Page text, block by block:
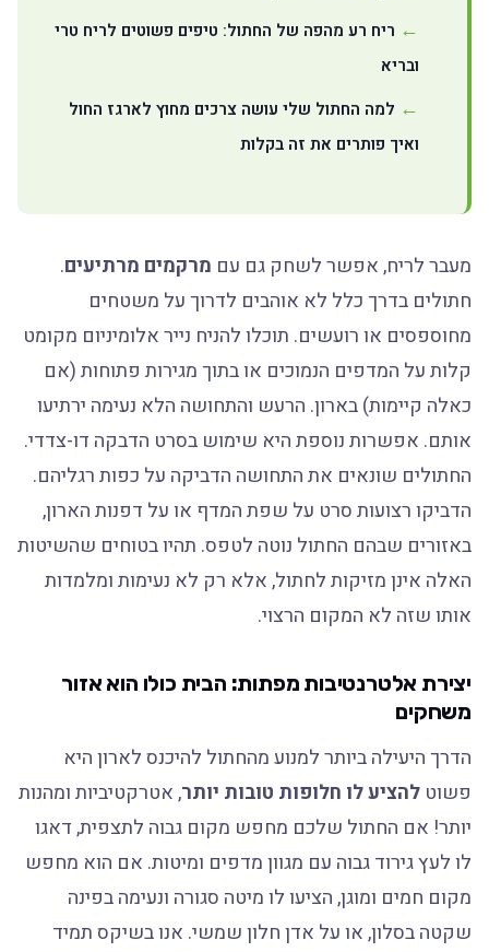
ריח רע מהפה של החתול: טיפים פשוטים לריח טרי
ובריא
למה החתול שלי עושה צרכים מחוץ לארגז החול
ואיך פותרים את זה בקלות
מעבר לריח, אפשר לשחק גם עםמרקמים מרתיעים.
חתולים בדרך כלל לא אוהבים לדרוך על משטחים
מחוספסים או רועשים. תוכלו להניח נייר אלומיניום מקומט
קלות על המדפים הנמוכים או בתוך מגירות פתוחות (אם
כאלה קיימות) בארון. הרעש והתחושה הלא נעימה ירתיעו
אותם. אפשרות נוספת היא שימוש בסרט הדבקה דו-צדדי.
החתולים שונאים את התחושה הדביקה על כפות רגליהם.
הדביקו רצועות סרט על שפת המדף או על דפנות הארון,
באזורים שבהם החתול נוטה לטפס. תהיו בטוחים שהשיטות
האלה אינן מזיקות לחתול, אלא רק לא נעימות ומלמדות
אותו שזה לא המקום הרצוי.
יצירת אלטרנטיבות מפתות: הבית כולו הוא אזור
משחקים
הדרך היעילה ביותר למנוע מהחתול להיכנס לארון היא
פשוטלהציע לו חלופות טובות יותר, אטרקטיביות ומהנות
יותר! אם החתול שלכם מחפש מקום גבוה לתצפית, דאגו
לו לעץ גירוד גבוה עם מגוון מדפים ומיטות. אם הוא מחפש
מקום חמים ומוגן, הציעו לו מיטה סגורה ונעימה בפינה
שקטה בסלון, או על אדן חלון שמשי. אנו בשיקס תמיד